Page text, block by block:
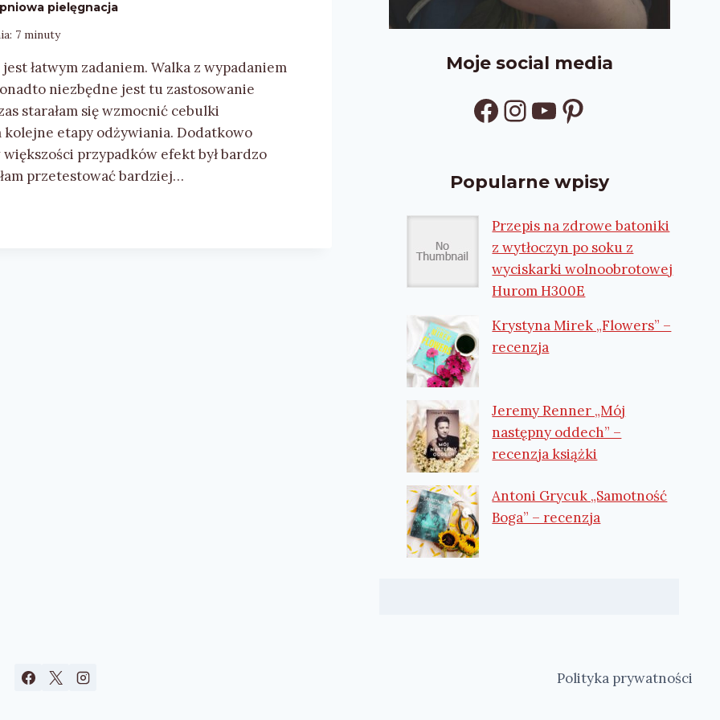
pielęgnacja
7 minuty
łatwym zadaniem. Walka z wypadaniem
niezbędne jest tu zastosowanie
starałam się wzmocnić cebulki
etapy odżywiania. Dodatkowo
przypadków efekt był bardzo
przetestować bardziej…
Moje social media
Facebook
Instagram
YouTube
Pinterest
Popularne wpisy
Przepis na zdrowe batoniki
z wytłoczyn po soku z
wyciskarki wolnoobrotowej
Hurom H300E
Krystyna Mirek „Flowers” –
recenzja
Jeremy Renner „Mój
następny oddech” –
recenzja książki
Antoni Grycuk „Samotność
Boga” – recenzja
Polityka prywatności